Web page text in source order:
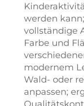
werden
vollständige
Farbe und
modernem
Wald- oder
anpassen;